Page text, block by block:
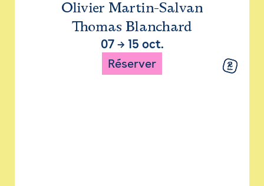
Olivier Martin-Salvan
Thomas Blanchard
07→ 15 oct.
Réserver